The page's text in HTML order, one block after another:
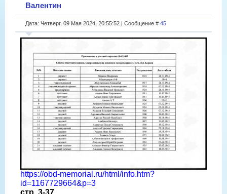
Валентин
Дата: Четверг, 09 Мая 2024, 20:55:52 | Сообщение # 45
https://obd-memorial.ru/html/info.htm?
id=1167729664&p=3
стр. 3-37